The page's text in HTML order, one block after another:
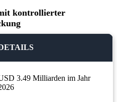
kontrollierter
3.49 Milliarden im Jahr